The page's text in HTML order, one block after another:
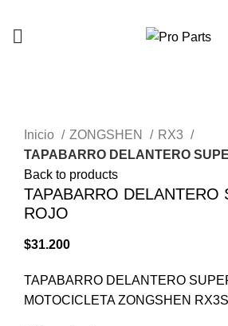
Inicio
ZONGSHEN
RX3
TAPABARRO DELANTERO
Back to products
TAPABARRO DELANTERO
ROJO
$31.200
TAPABARRO DELANTERO
MOTOCICLETA ZONGSHEN